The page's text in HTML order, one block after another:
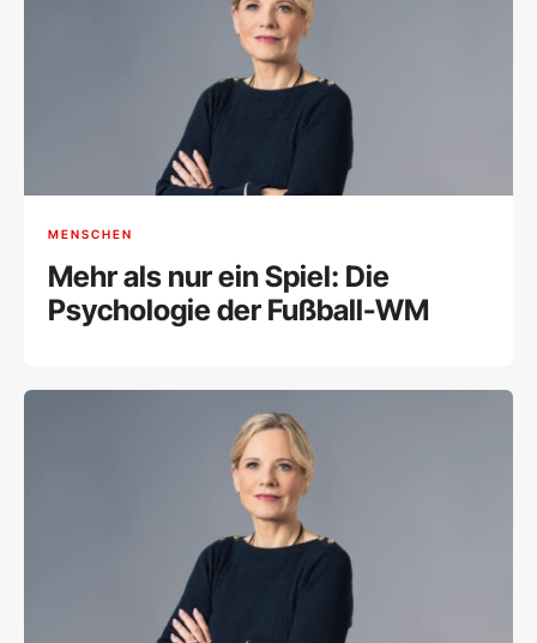
MENSCHEN
Mehr als nur ein Spiel: Die
Psychologie der Fußball-WM